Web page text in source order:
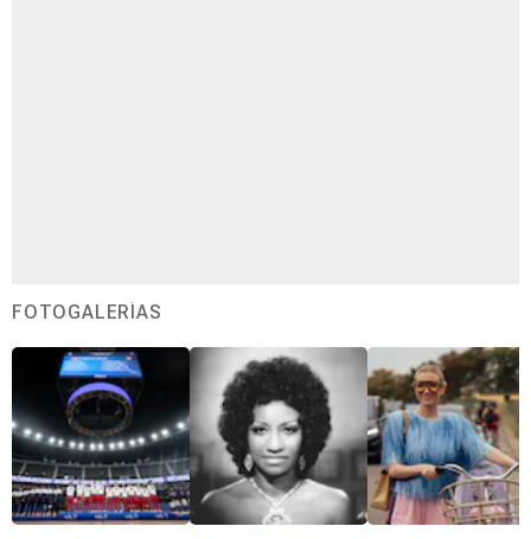
FOTOGALERÍAS